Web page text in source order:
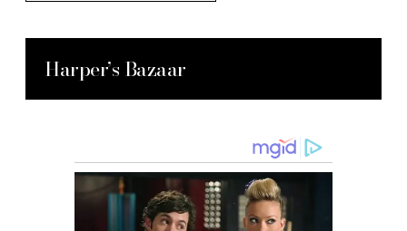
Harper’s Bazaar